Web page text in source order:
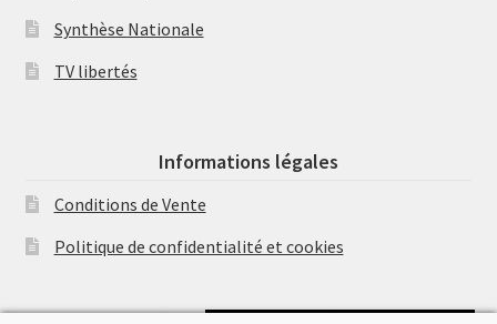
Synthèse Nationale
TV libertés
Informations légales
Conditions de Vente
Politique de confidentialité et cookies